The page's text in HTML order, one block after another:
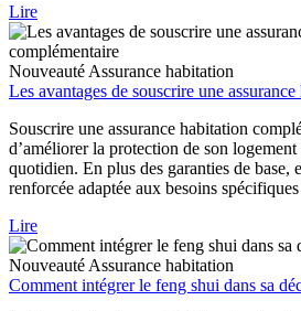
Lire
Nouveauté Assurance habitation
Les avantages de souscrire une
Souscrire une assurance habitation
d’améliorer la protection de son
quotidien. En plus des garanties de base,
renforcée adaptée aux besoins
Lire
Nouveauté Assurance habitation
Comment intégrer le feng shui dans sa